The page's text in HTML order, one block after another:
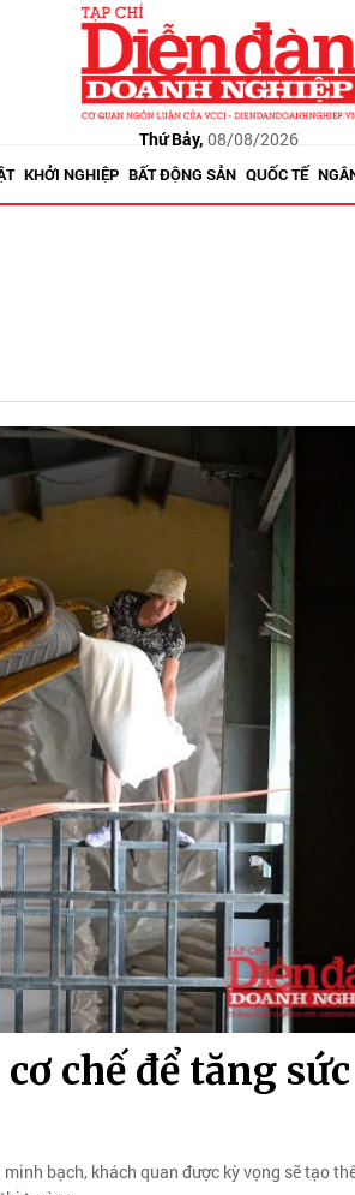
Thứ Bảy, 08/08/2026
KHỞI NGHIỆP BẤT ĐỘNG SẢN QUỐC TẾ
chế để tăng sức
bạch, khách quan được kỳ vọng sẽ tạo